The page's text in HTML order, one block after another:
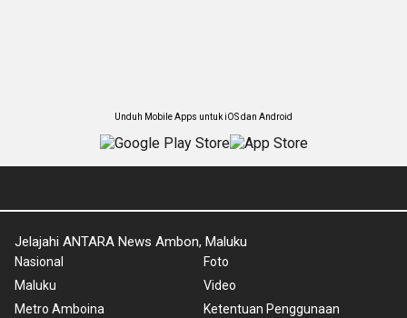
Unduh Mobile Apps untuk iOS dan Android
Jelajahi ANTARA News Ambon, Maluku
Nasional
Maluku
Metro Amboina
Foto
Video
Ketentuan Penggunaan